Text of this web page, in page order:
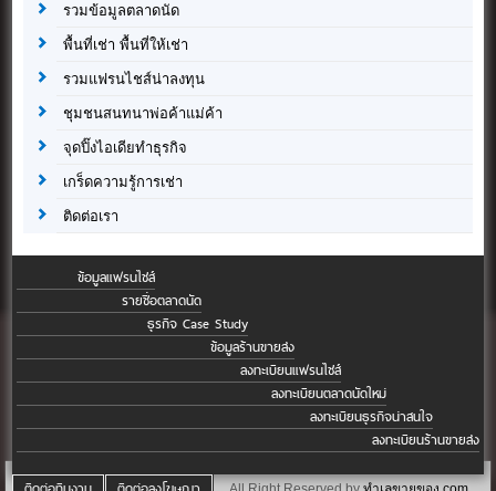
รวมข้อมูลตลาดนัด
พื้นที่เช่า พื้นที่ให้เช่า
รวมแฟรนไชส์น่าลงทุน
ชุมชนสนทนาพ่อค้าแม่ค้า
จุดปิ๊งไอเดียทำธุรกิจ
เกร็ดความรู้การเช่า
ติดต่อเรา
ข้อมูลแฟรนไชส์
รายชื่อตลาดนัด
ธุรกิจ Case Study
ข้อมูลร้านขายส่ง
ลงทะเบียนแฟรนไชส์
ลงทะเบียนตลาดนัดใหม่
ลงทะเบียนธุรกิจน่าสนใจ
ลงทะเบียนร้านขายส่ง